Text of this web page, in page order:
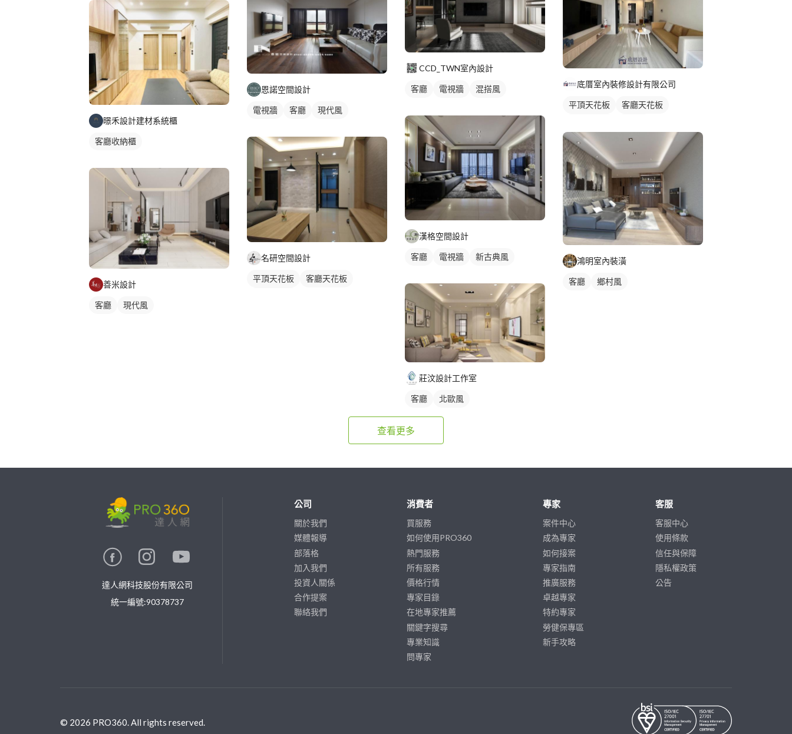
暻禾設計建材系統櫃
客廳收納櫃
善米設計
客廳 現代風
恩諾空間設計
電視牆 客廳 現代風
名研空間設計
平頂天花板
客廳天花板
CCD_TWN室內設計
客廳 電視牆 混搭風
漢格空間設計
客廳 電視牆 新古典風
莊汶設計工作室
客廳 北歐風
底厝室內裝修設計有限公司
平頂天花板
客廳天花板
鴻明室內裝潢
客廳 鄉村風
查看更多
達人網科技股份有限公司
統一編號:90378737
公司
關於我們
媒體報導
部落格
加入我們
投資人關係
合作提案
聯絡我們
消費者
買服務
如何使用PRO360
熱門服務
所有服務
價格行情
專家目錄
在地專家推薦
關鍵字搜尋
專業知識
問專家
專家
案件中心
成為專家
如何接案
專家指南
推廣服務
卓越專家
特約專家
勞健保專區
新手攻略
客服
客服中心
使用條款
信任與保障
隱私權政策
公告
© 2026 PRO360. All rights reserved.